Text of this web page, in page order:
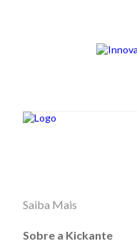
Saiba Mais
Sobre a Kickante